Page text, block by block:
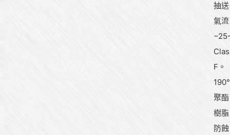
抽送
氣流
F。
聚酯
樹脂
防蝕